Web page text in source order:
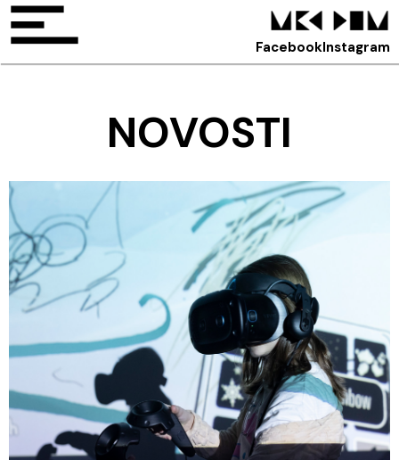
FacebookInstagram
NOVOSTI